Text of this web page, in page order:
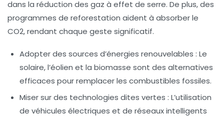
dans la réduction des gaz à effet de serre. De plus, des
programmes de reforestation aident à absorber le
CO2, rendant chaque geste significatif.
Adopter des sources d’énergies renouvelables : Le
solaire, l’éolien et la biomasse sont des alternatives
efficaces pour remplacer les combustibles fossiles.
Miser sur des technologies dites vertes : L’utilisation
de véhicules électriques et de réseaux intelligents